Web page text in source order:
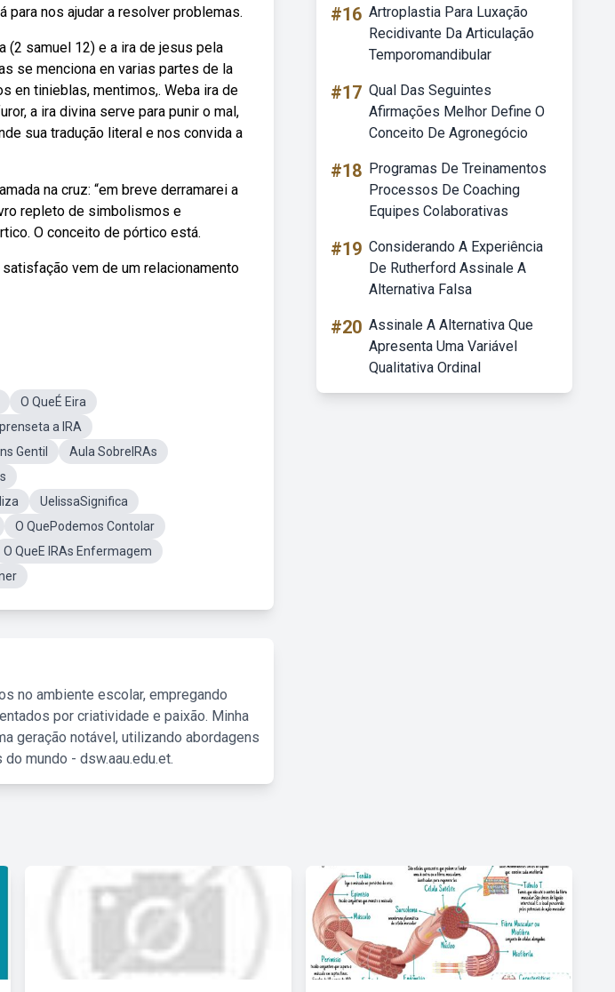
para nos ajudar a resolver problemas.
(2 samuel 12) e a ira de jesus pela
se menciona en varias partes de la
en tinieblas, mentimos,. Weba ira de
a ira divina serve para punir o mal,
sua tradução literal e nos convida a
na cruz: “em breve derramarei a
repleto de simbolismos e
O conceito de pórtico está.
vem de um relacionamento
O QueÉ Eira
a IRA
Gentil
Aula SobreIRAs
UelissaSignifica
O QuePodemos Contolar
O QueE IRAs Enfermagem
no ambiente escolar, empregando
por criatividade e paixão. Minha
geração notável, utilizando abordagens
mundo - dsw.aau.edu.et.
#16 Artroplastia Para Luxação
Recidivante Da Articulação
Temporomandibular
#17 Qual Das Seguintes
Afirmações Melhor Define O
Conceito De Agronegócio
#18 Programas De Treinamentos
Processos De Coaching
Equipes Colaborativas
#19 Considerando A Experiência
De Rutherford Assinale A
Alternativa Falsa
#20 Assinale A Alternativa Que
Apresenta Uma Variável
Qualitativa Ordinal